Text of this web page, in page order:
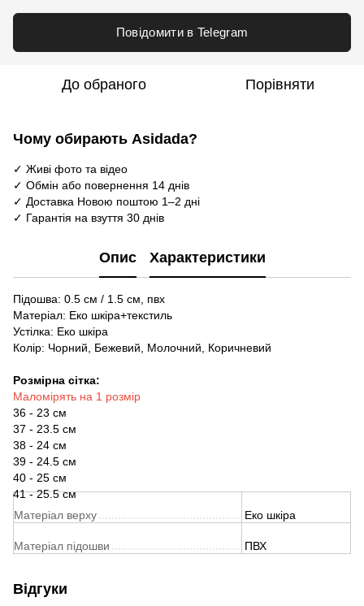
Повідомити в Telegram
До обраного Порівняти
Чому обирають Asidada?
✓ Живі фото та відео
✓ Обмін або повернення 14 днів
✓ Доставка Новою поштою 1–2 дні
✓ Гарантія на взуття 30 днів
Опис Характеристики
Підошва: 0.5 см / 1.5 см, пвх
Матеріал: Еко шкіра+текстиль
Устілка: Еко шкіра
Колір: Чорний, Бежевий, Молочний, Коричневий
Розмірна сітка:
Маломірять на 1 розмір
36 - 23 см
37 - 23.5 см
38 - 24 см
39 - 24.5 см
40 - 25 см
41 - 25.5 см
Матеріал верху
Еко шкіра
Матеріал підошви ПВХ
Відгуки